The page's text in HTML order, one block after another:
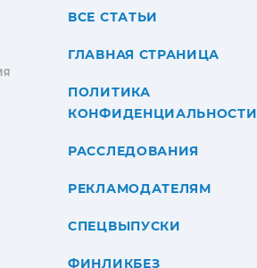
ВСЕ СТАТЬИ
ГЛАВНАЯ СТРАНИЦА
ПОЛИТИКА
КОНФИДЕНЦИАЛЬНОСТИ
РАССЛЕДОВАНИЯ
РЕКЛАМОДАТЕЛЯМ
СПЕЦВЫПУСКИ
ФИНЛИКБЕЗ